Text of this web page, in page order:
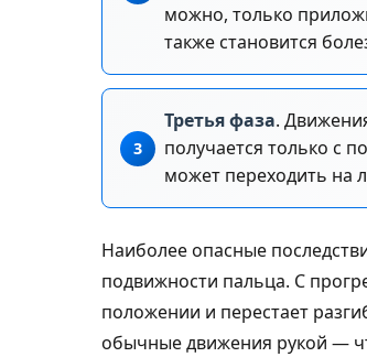
можно, только
также становится
Третья фаза.
получается только с
может переходить на
Наиболее опасные
подвижности пальца. С
положении и перестает
обычные движения рукой —